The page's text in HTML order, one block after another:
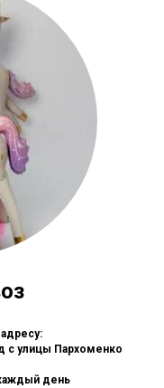
с улицы Пархоменко
день